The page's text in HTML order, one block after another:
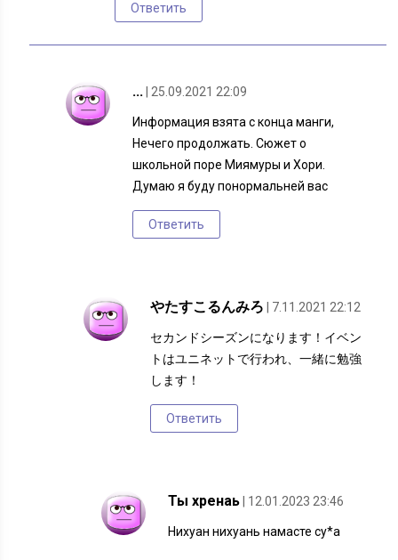
Ответить
... | 25.09.2021 22:09
Информация взята с конца манги,
Нечего продолжать. Сюжет о
школьной поре Миямуры и Хори.
Думаю я буду понормальней вас
Ответить
やたすこるんみろ | 7.11.2021 22:12
セカンドシーズンになります！イベン
トはユニネットで行われ、一緒に勉強
します！
Ответить
Ты хренаь | 12.01.2023 23:46
Нихуан нихуань намасте су*а